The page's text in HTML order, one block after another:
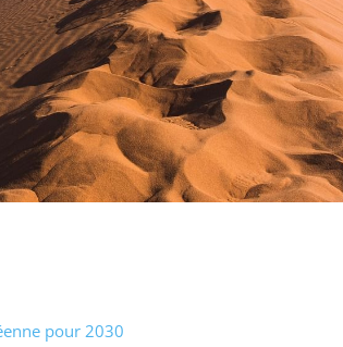
pour 2030